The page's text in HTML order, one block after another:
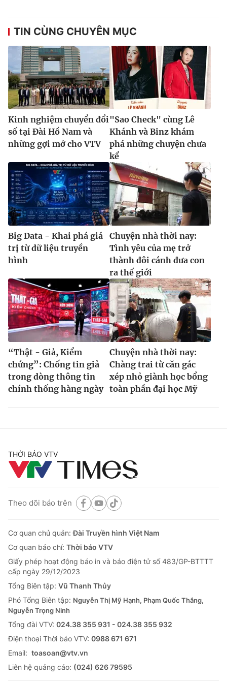
TIN CÙNG CHUYÊN MỤC
Kinh nghiệm chuyển đổi
số tại Đài Hồ Nam và
những gợi mở cho VTV
"Sao Check" cùng Lê
Khánh và Binz khám
phá những chuyện chưa
kể
Big Data - Khai phá giá
trị từ dữ liệu truyền
hình
Chuyện nhà thời nay:
Tình yêu của mẹ trở
thành đôi cánh đưa con
ra thế giới
“Thật - Giả, Kiểm
chứng”: Chống tin giả
trong dòng thông tin
chính thống hàng ngày
Chuyện nhà thời nay:
Chàng trai từ căn gác
xép nhỏ giành học bổng
toàn phần đại học Mỹ
THỜI BÁO VTV
Theo dõi báo trên
Cơ quan chủ quản:Đài Truyền hình Việt Nam
Cơ quan báo chí: Thời báo VTV
Giấy phép hoạt động báo in và báo điện tử số 483/GP-BTTTT
cấp ngày 29/12/2023
Tổng Biên tập: Vũ Thanh Thủy
Phó Tổng Biên tập: Nguyễn Thị Mỹ Hạnh, Phạm Quốc Thắng,
Nguyễn Trọng Ninh
Tổng đài VTV: 024.38 355 931 - 024.38 355 932
Ðiện thoại Thời báo VTV: 0988 671 671
Email: toasoan@vtv.vn
Liên hệ quảng cáo: (024) 626 79595